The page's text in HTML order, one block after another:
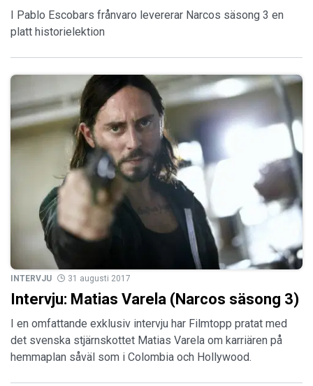
I Pablo Escobars frånvaro levererar Narcos säsong 3 en
platt historielektion
INTERVJU 31 augusti 2017
Intervju: Matias Varela (Narcos säsong 3)
I en omfattande exklusiv intervju har Filmtopp pratat med
det svenska stjärnskottet Matias Varela om karriären på
hemmaplan såväl som i Colombia och Hollywood.